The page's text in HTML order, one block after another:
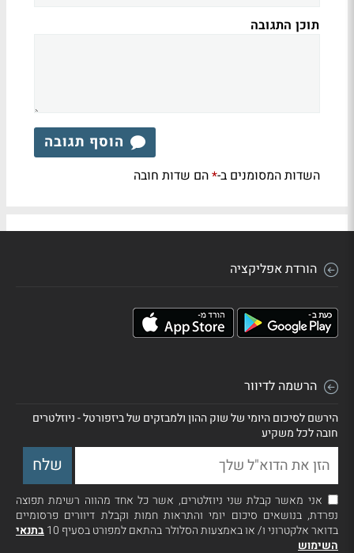
תוכן התגובה
הוסף תגובה
השדות המסומנים ב-*הם שדות חובה
הורדת אפליקציה
הרשמה לדיוור
הירשם לסיכום היומי של שוק ההון ולמבזקים של ביזפורטל - ניוזלטרים
חובה לכל משקיע
אני מאשר קבלת שני ניוזלטרים, אשר כל אחד מהווה רשימת תפוצה
נפרדת, בנושאים סיכום יומי והתראות חמות וקבלת דיוורים פרסומיים
בדואר אלקטרוני ו/ או באמצעות הסלולר בהתאם למפורט בסעיף 10
בתנאי
השימוש